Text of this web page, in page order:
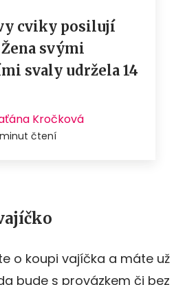
o koupi vajíčka a máte už
bude s provázkem či bez